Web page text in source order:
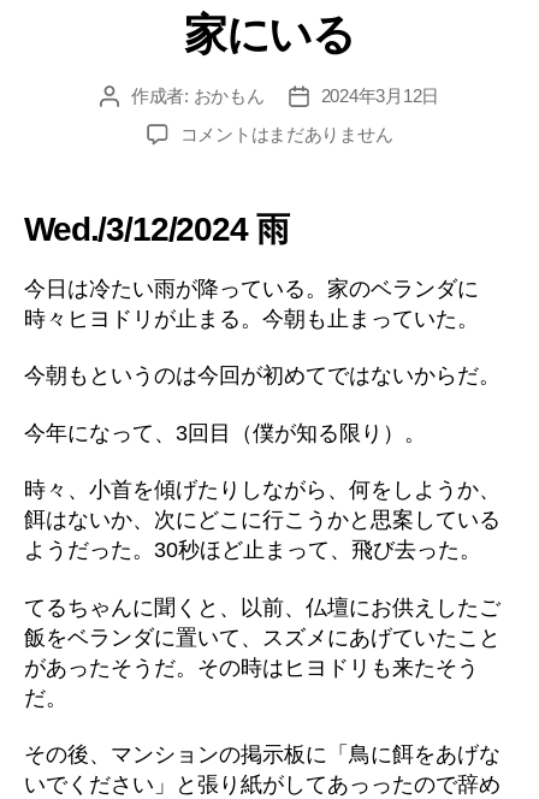
ゴ
リ
家にいる
投 作成者: おかもん
投
稿
日
2024年3月12日
家
へ
コメントはまだありません
Wed./3/12/2024 雨
今日は冷たい雨が降っている。家のベランダに
時々ヒヨドリが止まる。今朝も止まっていた。
今朝もというのは今回が初めてではないからだ。
今年になって、3回目（僕が知る限り）。
時々、小首を傾げたりしながら、何をしようか、
餌はないか、次にどこに行こうかと思案している
ようだった。30秒ほど止まって、飛び去った。
てるちゃんに聞くと、以前、仏壇にお供えしたご
飯をベランダに置いて、スズメにあげていたこと
があったそうだ。その時はヒヨドリも来たそう
だ。
その後、マンションの掲示板に「鳥に餌をあげな
いでください」と張り紙がしてあっったので辞め